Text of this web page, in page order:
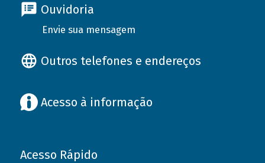
Ouvidoria
Envie sua mensagem
Outros telefones e endereços
Acesso à informação
Acesso Rápido